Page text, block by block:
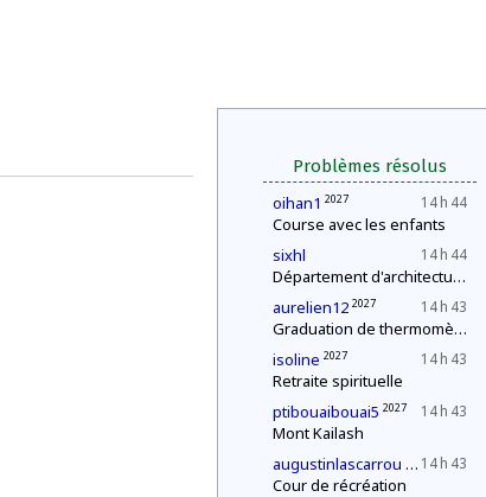
Problèmes résolus
14 h 44
oihan1 2027
Course avec les enfants
14 h 44
sixhl
Département d'architecture : construction d'une pyramide
14 h 43
aurelien12 2027
Graduation de thermomètres
14 h 43
isoline 2027
Retraite spirituelle
14 h 43
ptibouaibouai5 2027
Mont Kailash
14 h 43
augustinlascarrou 2027
Cour de récréation